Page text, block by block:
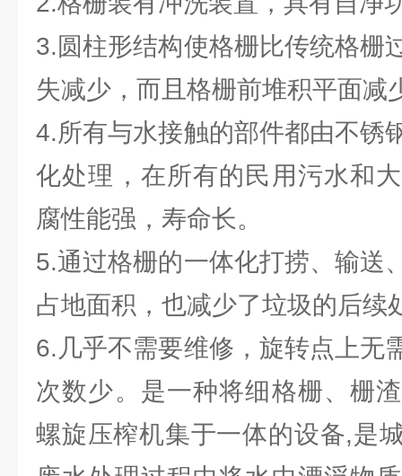
3.圆柱形结构使格栅比传统格栅
失减少，而且格栅前堆积平面减
4.所有与水接触的部件都由不锈
化处理，在所有的民用污水和
腐性能强，寿命长。
5.通过格栅的一体化打捞、输送
占地面积，也减少了垃圾的后续
6.几乎不需要维修，旋转点上无
次数少。是一种将细格栅、栅
螺旋压榨机集于一体的设备,是